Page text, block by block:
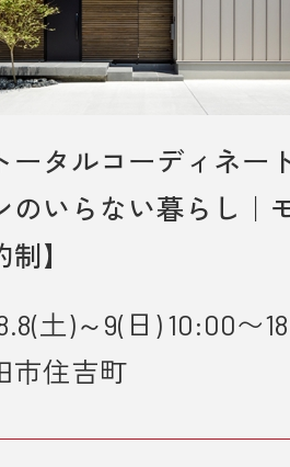
ータルコーディネー
のいらない暮らし｜
】
土)～9(日) 10:00〜
市住吉町